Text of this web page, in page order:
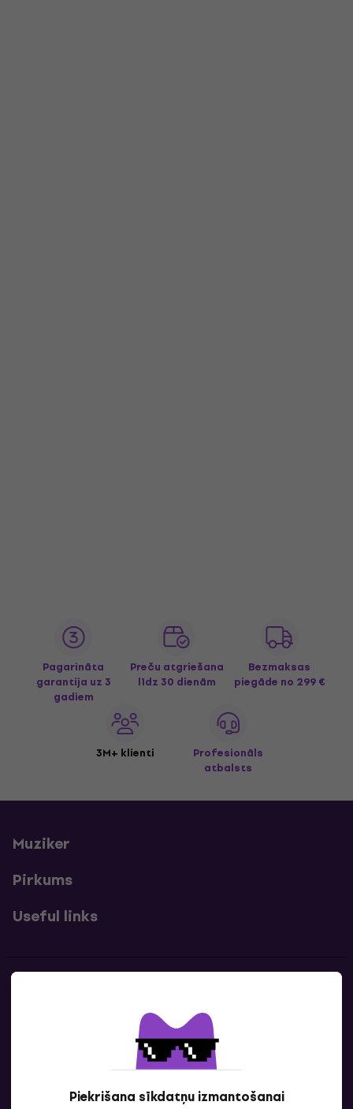
Piekrišana sīkdatņu izmantošanai
Pagarināta
garantija uz 3
gadiem
Preču atgriešana
līdz 30 dienām
Bezmaksas
piegāde no 299 €
3M+ klienti
Profesionāls
atbalsts
Muziker
Pirkums
Useful links
Sazinies ar mums